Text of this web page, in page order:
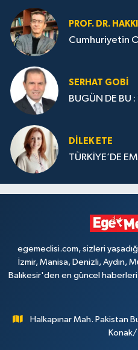
PROF. DR.
Cumhuriyetin
SERHAT GOBİ
BUGÜN DE BU
DILEK ETE
TÜRKİYE’DE
egemeclisi.com, sizleri
İzmir, Manisa, Denizli, Aydın,
Balıkesir'den en güncel
Halkapınar Mah. Pakistan
Konak/